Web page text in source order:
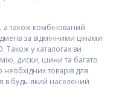
а також комбінований
за відмінними цінами
Також у каталогах ви
диски, шини та багато
товарів для
в будь-який населений